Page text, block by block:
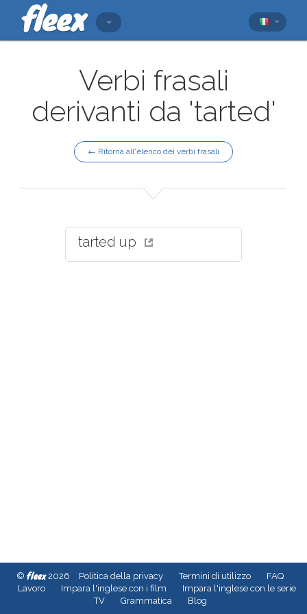
Verbi frasali
derivanti da 'tarted'
← Ritorna all'elenco dei verbi frasali
tarted up
© fleex2026 Politica della privacy Termini di utilizzo
FAQ
Lavoro
Impara l'inglese con i film
Impara l'inglese con le serie
TV
Grammatica Blog